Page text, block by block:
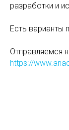
разработки и
Есть варианты
Отправляемся
https://